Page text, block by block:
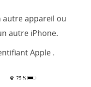
autre appareil ou
autre iPhone.
Apple .